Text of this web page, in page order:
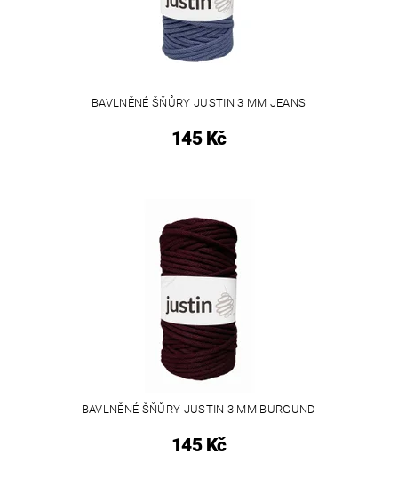
BAVLNĚNÉ ŠŇŮRY JUSTIN 3 MM JEANS
145 Kč
BAVLNĚNÉ ŠŇŮRY JUSTIN 3 MM BURGUND
145 Kč